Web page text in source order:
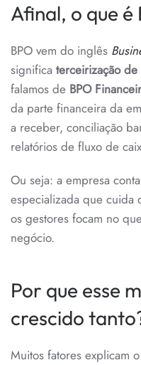
Afinal, o que é
BPO vem do inglês
significa terceirização
falamos de BPO
da parte financeira da
a receber, conciliação
relatórios de fluxo de
Ou seja: a empresa
especializada que cuida
os gestores focam no
negócio.
Por que esse
crescido
Muitos fatores explicam